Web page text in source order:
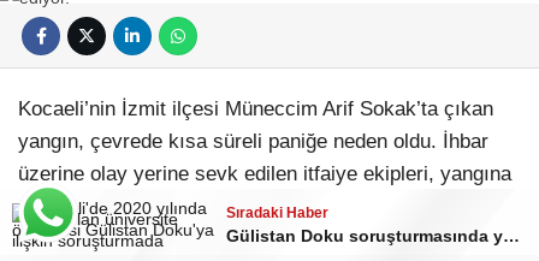
Sıradaki Haber
Kocaeli’de korkutan doğal gaz kaçağı! İş makinesi boruyu deldi
Sıradaki Haber
Gülistan Doku soruşturmasında yeni gelişme: 2 dalgıç tutuklandı
Kocaeli’nin İzmit ilçesi Müneccim Arif Sokak’ta çıkan
yangın, çevrede kısa süreli paniğe neden oldu. İhbar
üzerine olay yerine sevk edilen itfaiye ekipleri, yangına
müdahale ediyor.